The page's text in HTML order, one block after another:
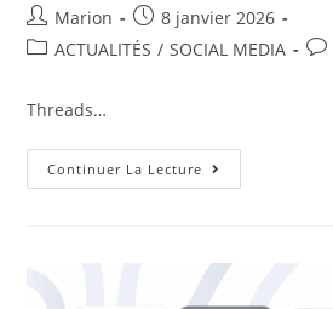
Marion
8 janvier 2026
ACTUALITÉS / SOCIAL MEDIA
Threads…
Continuer La Lecture